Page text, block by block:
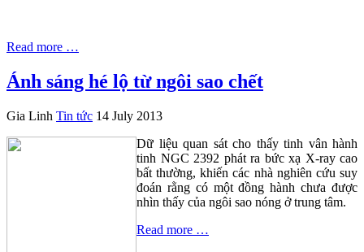
Read more …
Ánh sáng hé lộ từ ngôi sao chết
Gia Linh Tin tức 14 July 2013
Dữ liệu quan sát cho thấy tinh vân hành
tinh NGC 2392 phát ra bức xạ X-ray cao
bất thường, khiến các nhà nghiên cứu suy
đoán rằng có một đồng hành chưa được
nhìn thấy của ngôi sao nóng ở trung tâm.
Read more …